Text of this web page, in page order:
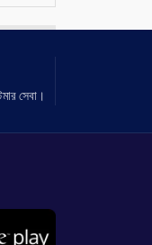
সেবা।